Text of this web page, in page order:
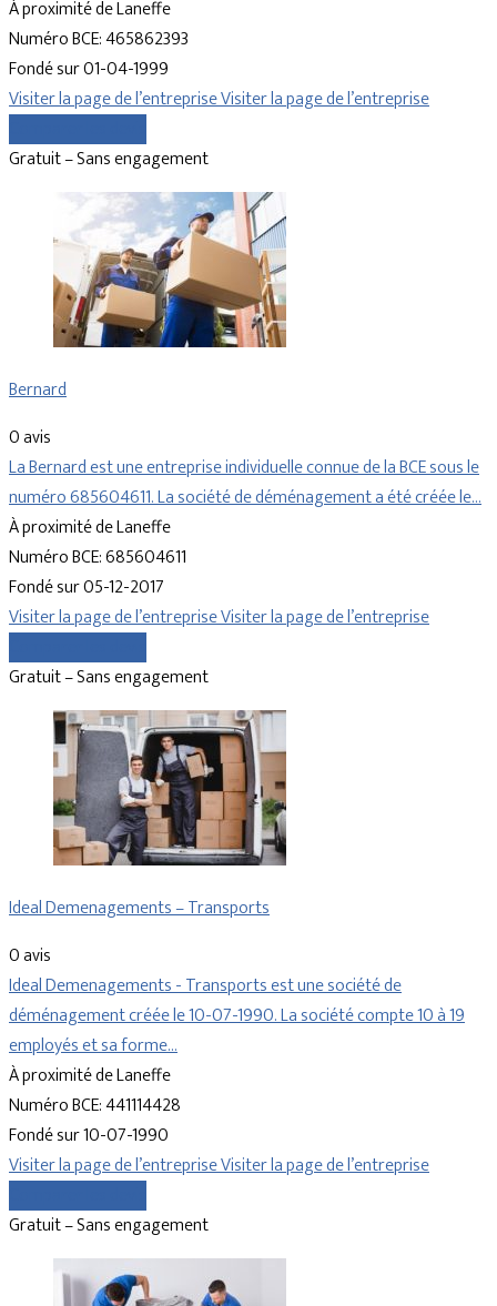
À proximité de Laneffe
Numéro BCE: 465862393
Fondé sur 01-04-1999
Visiter la page de l’entrepriseVisiter la page de l’entreprise
Gratuit – Sans engagement
Bernard
0 avis
La Bernard est une entreprise individuelle connue de la BCE sous le
numéro 685604611. La société de déménagement a été créée le…
À proximité de Laneffe
Numéro BCE: 685604611
Fondé sur 05-12-2017
Visiter la page de l’entrepriseVisiter la page de l’entreprise
Gratuit – Sans engagement
Ideal Demenagements – Transports
0 avis
Ideal Demenagements - Transports est une société de
déménagement créée le 10-07-1990. La société compte 10 à 19
employés et sa forme…
À proximité de Laneffe
Numéro BCE: 441114428
Fondé sur 10-07-1990
Visiter la page de l’entrepriseVisiter la page de l’entreprise
Gratuit – Sans engagement